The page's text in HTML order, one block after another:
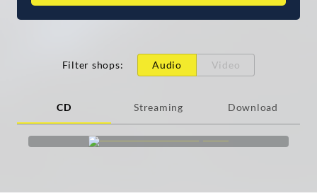
Filter shops: Audio Video
CD Streaming Download